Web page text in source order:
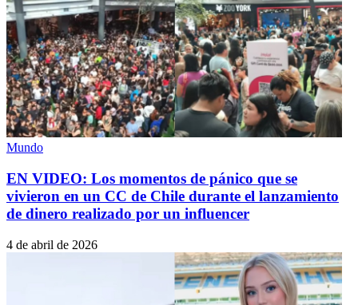
Mundo
EN VIDEO: Los momentos de pánico que se
vivieron en un CC de Chile durante el lanzamiento
de dinero realizado por un influencer
4 de abril de 2026